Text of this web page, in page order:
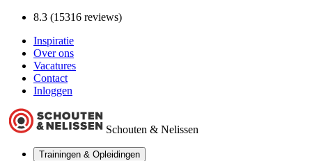
8.3 (15316 reviews)
Inspiratie
Over ons
Vacatures
Contact
Inloggen
Schouten & Nelissen
Trainingen & Opleidingen